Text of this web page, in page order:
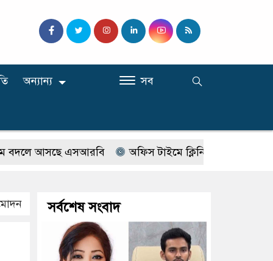
অন্যান্য সব
আসছে এসআরবি অফিস টাইমে ক্লিনিকে রোগী দেখছিলেন
সর্বশেষ সংবাদ